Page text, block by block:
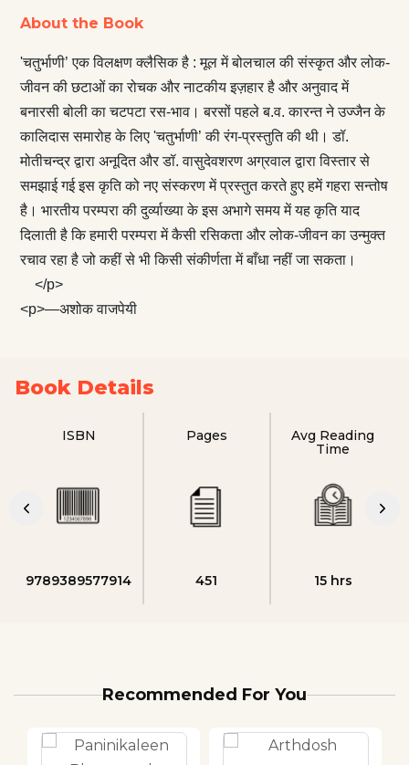
About the Book
'चतुर्भाणी’ एक विलक्षण क्लैसिक है : मूल में बोलचाल की संस्कृत और लोक-
जीवन की छटाओं का रोचक और नाटकीय इज़हार है और अनुवाद में
बनारसी बोली का चटपटा रस-भाव। बरसों पहले ब.व. कारन्त ने उज्जैन के
कालिदास समारोह के लिए 'चतुर्भाणी’ की रंग-प्रस्तुति की थी। डॉ.
मोतीचन्द्र द्वारा अनूदित और डॉ. वासुदेवशरण अग्रवाल द्वारा विस्तार से
समझाई गई इस कृति को नए संस्करण में प्रस्तुत करते हुए हमें गहरा सन्‍तोष
है। भारतीय परम्परा की दुर्व्याख्या के इस अभागे समय में यह कृति याद
दिलाती है कि हमारी परम्परा में कैसी रसिकता और लोक-जीवन का उन्मुक्त
रचाव रहा है जो कहीं से भी किसी संकीर्णता में बाँधा नहीं जा सकता।
</p>
<p>—अशोक वाजपेयी
Book Details
ISBN
9789389577914
Pages
451
Avg Reading
Time
15 hrs
Recommended For You